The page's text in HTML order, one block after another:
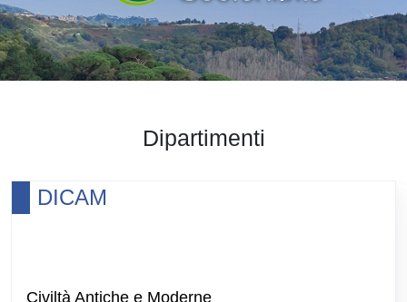
Dipartimenti
DICAM
Civiltà Antiche e Moderne